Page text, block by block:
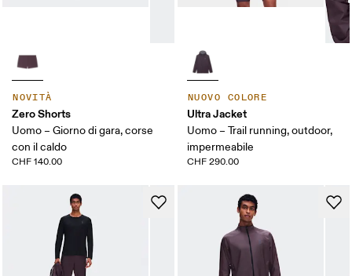
NOVITÀ
Zero Shorts
Uomo – Giorno di gara, corse
con il caldo
CHF 140.00
NUOVO COLORE
Ultra Jacket
Uomo – Trail running, outdoor,
impermeabile
CHF 290.00